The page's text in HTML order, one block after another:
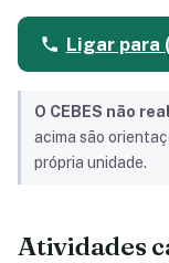
Ligar para
O CEBES não
acima são
própria unidade.
Atividades